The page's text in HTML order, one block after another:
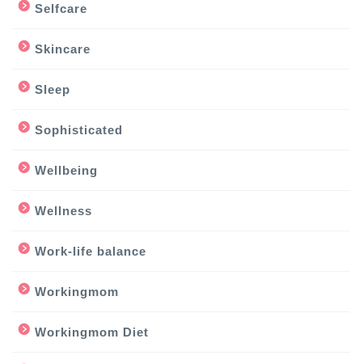
Selfcare
Skincare
Sleep
Sophisticated
Wellbeing
Wellness
Work-life balance
Workingmom
Workingmom Diet